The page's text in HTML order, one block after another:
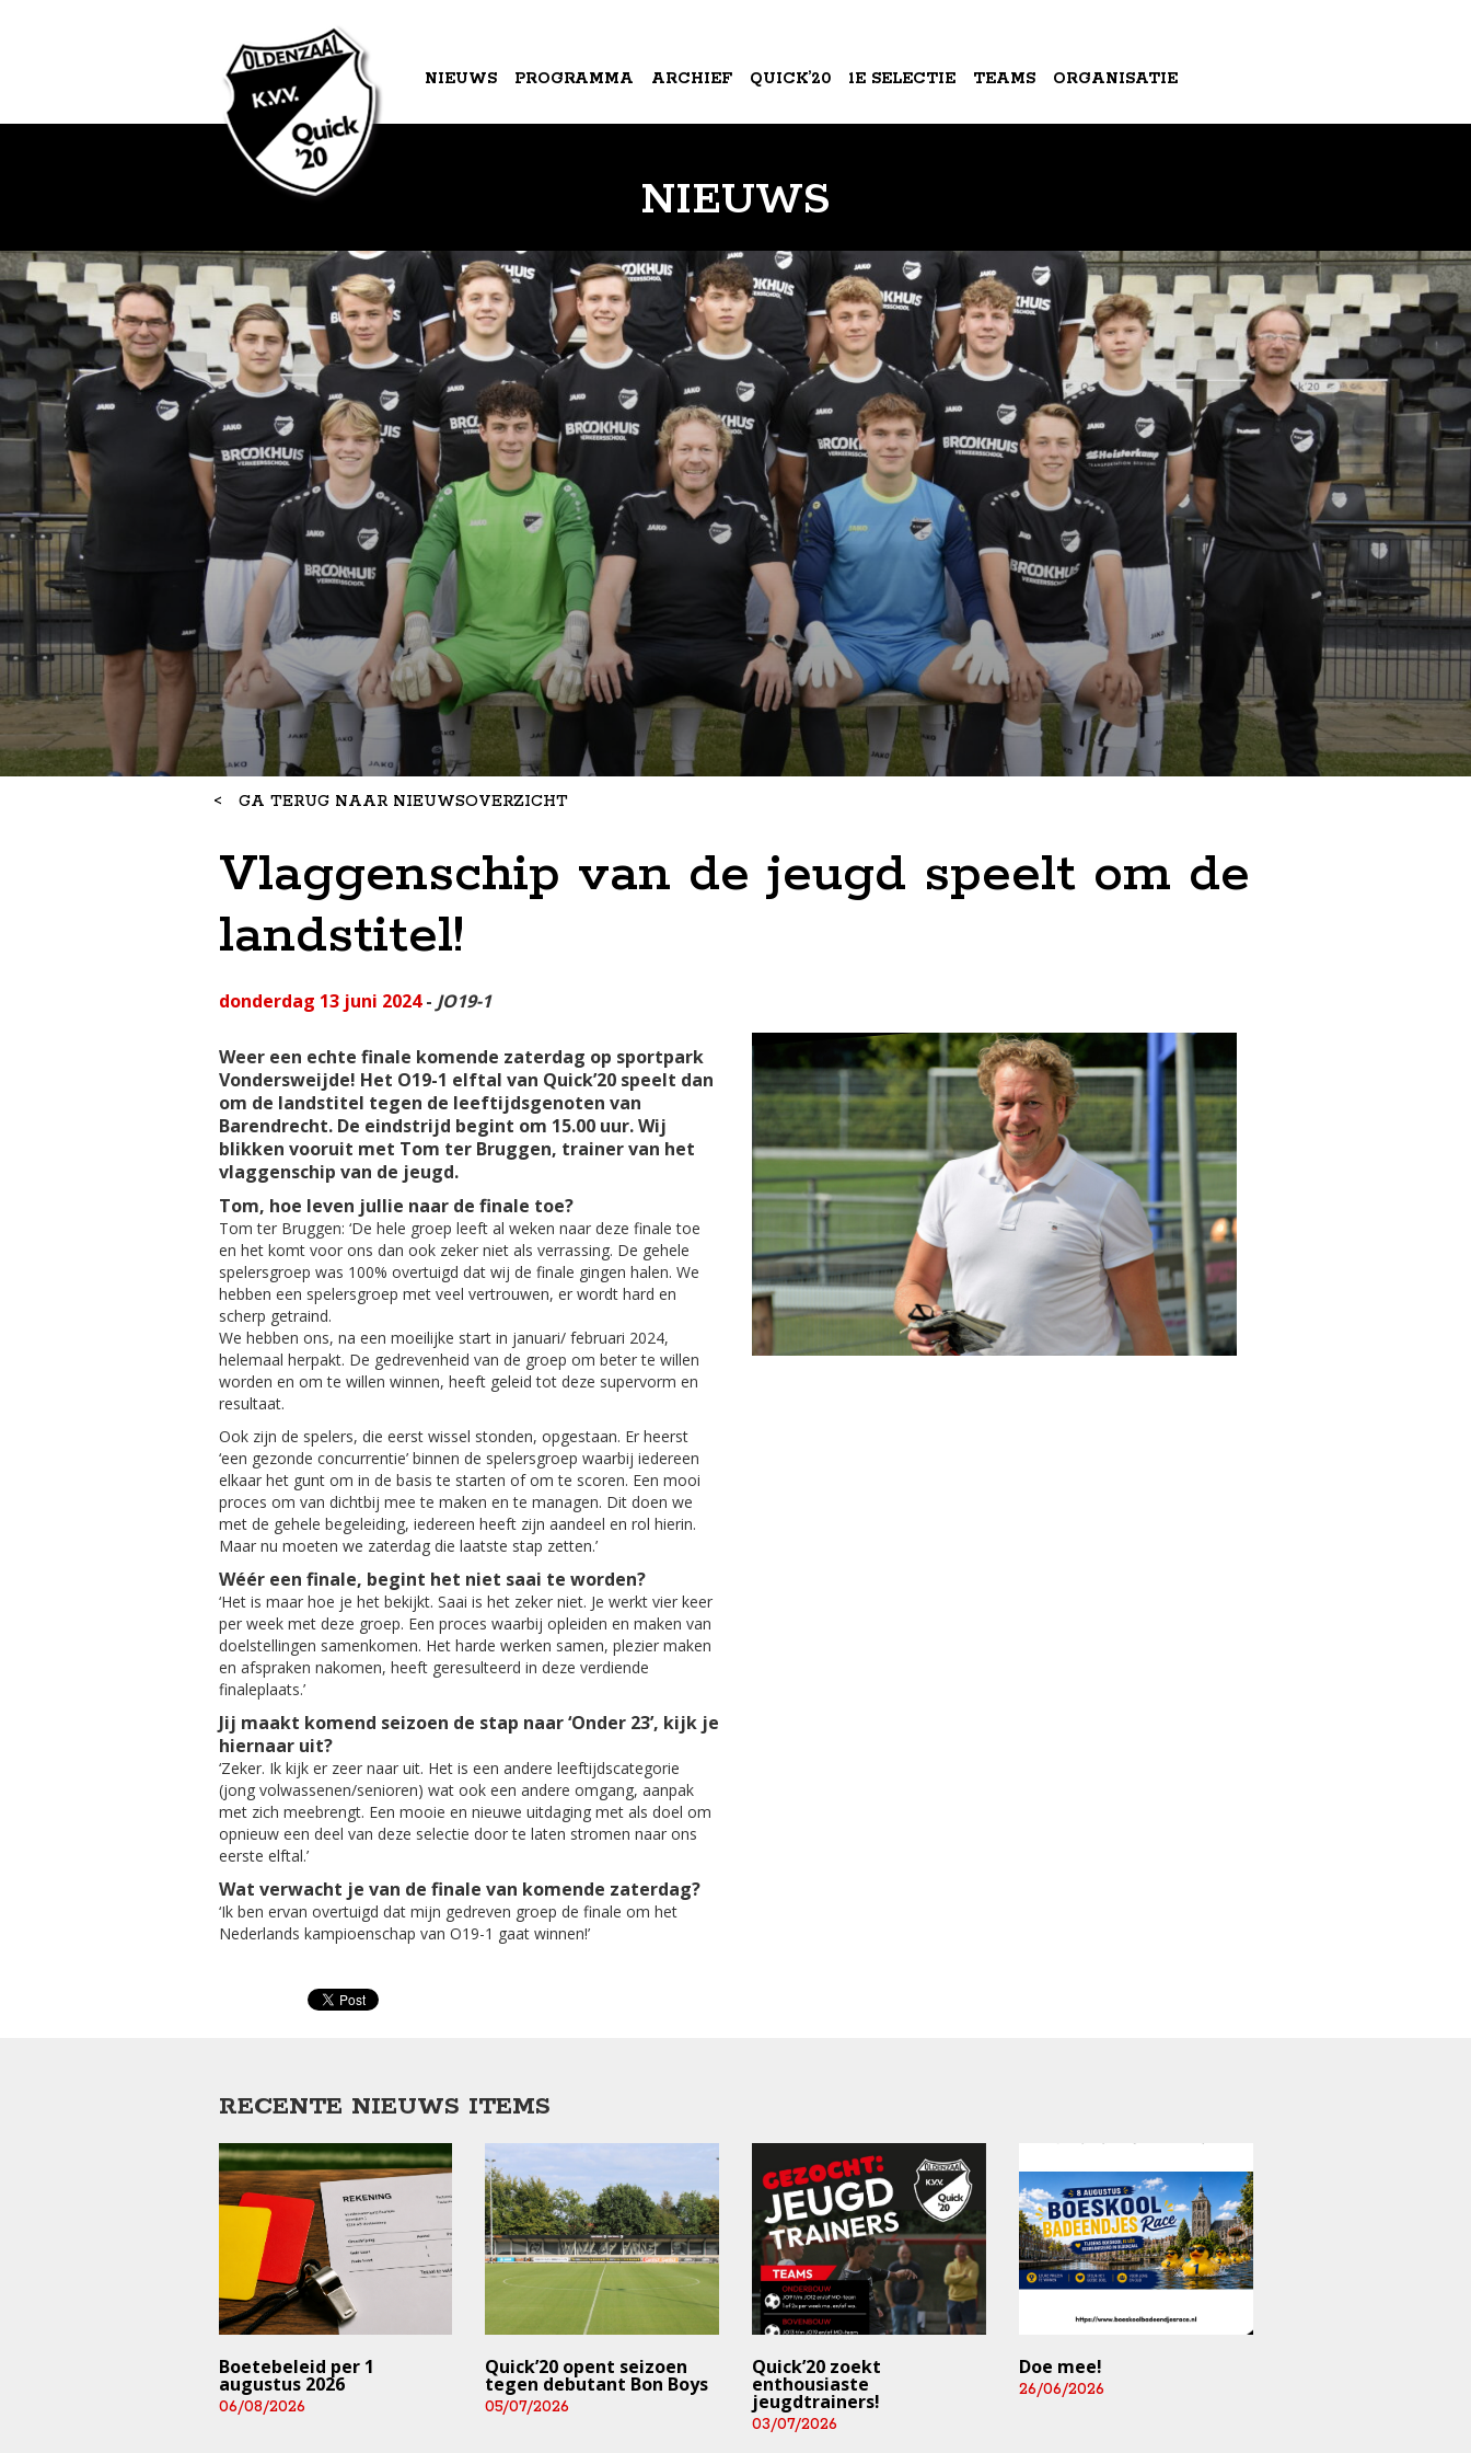
NIEUWS PROGRAMMA ARCHIEF QUICK’20 1E SELECTIE TEAMS ORGANISATIE
NIEUWS
< GA TERUG NAAR NIEUWSOVERZICHT
Vlaggenschip van de jeugd speelt om de
landstitel!
donderdag 13 juni 2024- JO19-1
Weer een echte finale komende zaterdag op sportpark
Vondersweijde! Het O19-1 elftal van Quick’20 speelt dan
om de landstitel tegen de leeftijdsgenoten van
Barendrecht. De eindstrijd begint om 15.00 uur. Wij
blikken vooruit met Tom ter Bruggen, trainer van het
vlaggenschip van de jeugd.
Tom, hoe leven jullie naar de finale toe?
Tom ter Bruggen: ‘De hele groep leeft al weken naar deze finale toe
en het komt voor ons dan ook zeker niet als verrassing. De gehele
spelersgroep was 100% overtuigd dat wij de finale gingen halen. We
hebben een spelersgroep met veel vertrouwen, er wordt hard en
scherp getraind.
We hebben ons, na een moeilijke start in januari/ februari 2024,
helemaal herpakt. De gedrevenheid van de groep om beter te willen
worden en om te willen winnen, heeft geleid tot deze supervorm en
resultaat.
Ook zijn de spelers, die eerst wissel stonden, opgestaan. Er heerst
‘een gezonde concurrentie’ binnen de spelersgroep waarbij iedereen
elkaar het gunt om in de basis te starten of om te scoren. Een mooi
proces om van dichtbij mee te maken en te managen. Dit doen we
met de gehele begeleiding, iedereen heeft zijn aandeel en rol hierin.
Maar nu moeten we zaterdag die laatste stap zetten.’
Wéér een finale, begint het niet saai te worden?
‘Het is maar hoe je het bekijkt. Saai is het zeker niet. Je werkt vier keer
per week met deze groep. Een proces waarbij opleiden en maken van
doelstellingen samenkomen. Het harde werken samen, plezier maken
en afspraken nakomen, heeft geresulteerd in deze verdiende
finaleplaats.’
Jij maakt komend seizoen de stap naar ‘Onder 23’, kijk je
hiernaar uit?
‘Zeker. Ik kijk er zeer naar uit. Het is een andere leeftijdscategorie
(jong volwassenen/senioren) wat ook een andere omgang, aanpak
met zich meebrengt. Een mooie en nieuwe uitdaging met als doel om
opnieuw een deel van deze selectie door te laten stromen naar ons
eerste elftal.’
Wat verwacht je van de finale van komende zaterdag?
‘Ik ben ervan overtuigd dat mijn gedreven groep de finale om het
Nederlands kampioenschap van O19-1 gaat winnen!’
RECENTE NIEUWS ITEMS
Boetebeleid per 1
augustus 2026
06/08/2026
Quick’20 opent seizoen
tegen debutant Bon Boys
05/07/2026
Quick’20 zoekt
enthousiaste
jeugdtrainers!
03/07/2026
Doe mee!
26/06/2026